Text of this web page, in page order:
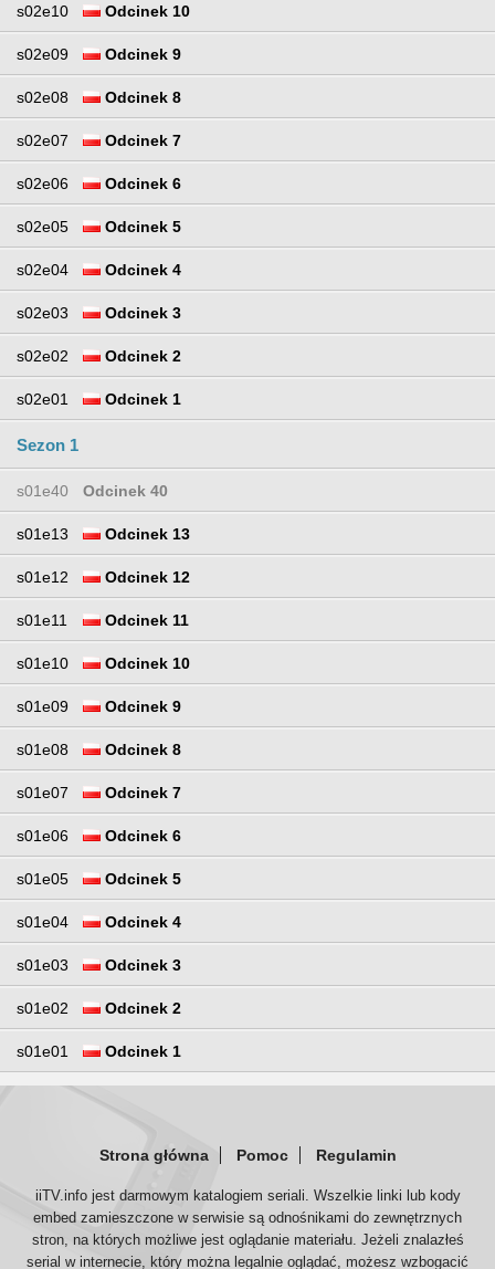
s02e10 Odcinek 10
s02e09 Odcinek 9
s02e08 Odcinek 8
s02e07 Odcinek 7
s02e06 Odcinek 6
s02e05 Odcinek 5
s02e04 Odcinek 4
s02e03 Odcinek 3
s02e02 Odcinek 2
s02e01 Odcinek 1
Sezon 1
s01e40 Odcinek 40
s01e13 Odcinek 13
s01e12 Odcinek 12
s01e11 Odcinek 11
s01e10 Odcinek 10
s01e09 Odcinek 9
s01e08 Odcinek 8
s01e07 Odcinek 7
s01e06 Odcinek 6
s01e05 Odcinek 5
s01e04 Odcinek 4
s01e03 Odcinek 3
s01e02 Odcinek 2
s01e01 Odcinek 1
Strona główna Pomoc Regulamin
iiTV.info jest darmowym katalogiem seriali. Wszelkie linki lub kody
embed zamieszczone w serwisie są odnośnikami do zewnętrznych
stron, na których możliwe jest oglądanie materiału. Jeżeli znalazłeś
serial w internecie, który można legalnie oglądać, możesz wzbogacić